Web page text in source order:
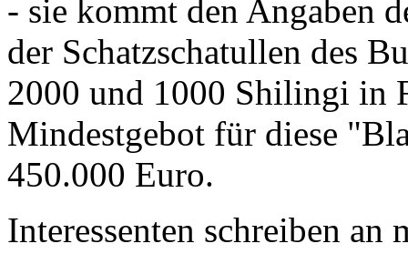
- sie kommt den Angaben
der Schatzschatullen des
2000 und 1000 Shilingi in
Mindestgebot für diese
450.000 Euro.
Interessenten schreiben